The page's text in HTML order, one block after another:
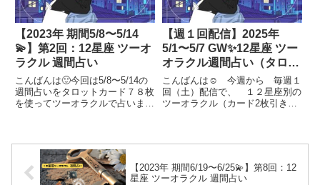
【2023年 期間5/8〜5/14
💫】第2回：12星座 ツーオ
ラクル 週間占い
こんばんは🙂今回は5/8〜5/14の
週間占いをタロットカード７８枚
を使ってツーオラクルで占います
日を過ごされていること願ってま
す🙂では、さっそくゴール...
【週１回配信】2025年
5/1〜5/7 GW✨12星座 ツー
オラクル週間占い（タロッ
トカード2枚引き）
こんばんは☺️ 今週から 毎週１
回（土）配信で、 １２星座別の
ツーオラクル（カード2枚引き）
【2023年 期間6/19〜6/25💫】第8回：12
星座 ツーオラクル 週間占い